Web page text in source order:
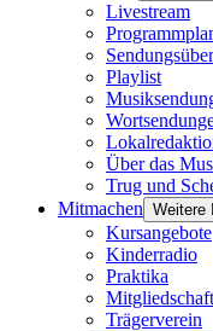
Livestream
Playlist
Über das
Trug und
Mitmachen Weitere
Kursangebote
Kinderradio
Praktika
Mitgliedschaft
Trägerverein